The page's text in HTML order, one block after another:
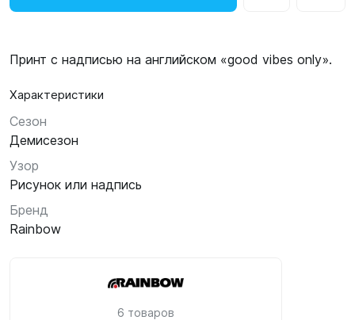
Принт с надписью на английском «good vibes only».
Характеристики
Сезон
Демисезон
Узор
Рисунок или надпись
Бренд
Rainbow
6 товаров